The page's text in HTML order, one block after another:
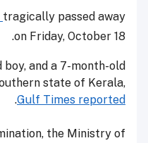
tragically passed away
on Friday, October 18.
and a 7-month-old
state of Kerala,
Gulf Times reported
.
the Ministry of